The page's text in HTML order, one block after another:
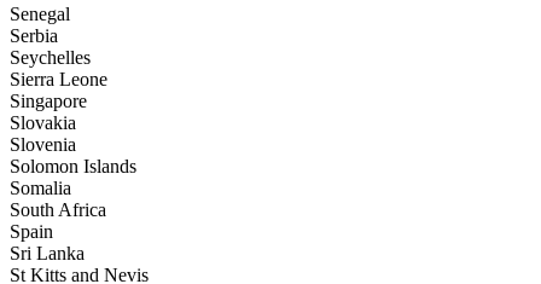
Senegal
Serbia
Seychelles
Sierra Leone
Singapore
Slovakia
Slovenia
Solomon Islands
Somalia
South Africa
Spain
Sri Lanka
St Kitts and Nevis